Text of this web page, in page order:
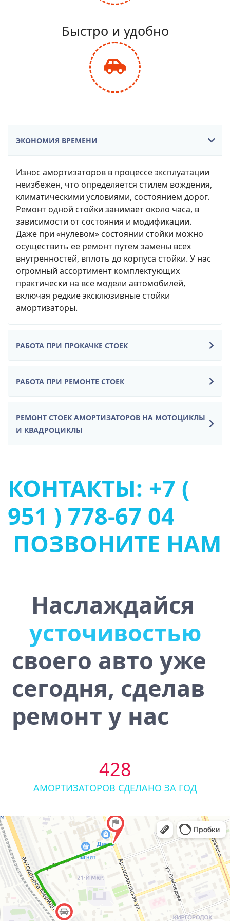
balance-
scale
Быстро и удобно
fas
fa-
ЭКОНОМИЯ ВРЕМЕНИ
Износ амортизаторов в процессе эксплуатации
неизбежен, что определяется стилем вождения,
климатическими условиями, состоянием дорог.
Ремонт одной стойки занимает около часа, в
зависимости от состояния и модификации.
Даже при «нулевом» состоянии стойки можно
осуществить ее ремонт путем замены всех
внутренностей, вплоть до корпуса стойки. У нас
огромный ассортимент комплектующих
практически на все модели автомобилей,
включая редкие эксклюзивные стойки
амортизаторы.
РАБОТА ПРИ ПРОКАЧКЕ СТОЕК
РАБОТА ПРИ РЕМОНТЕ СТОЕК
РЕМОНТ СТОЕК АМОРТИЗАТОРОВ НА МОТОЦИКЛЫ
И КВАДРОЦИКЛЫ
КОНТАКТЫ: +7 (
951 ) 778-67 04
ПОЗВОНИТЕ НАМ
Наслаждайся
комфортомь
своего авто уже
сегодня, сделав
ремонт у нас
428
АМОРТИЗАТОРОВ СДЕЛАНО ЗА ГОД